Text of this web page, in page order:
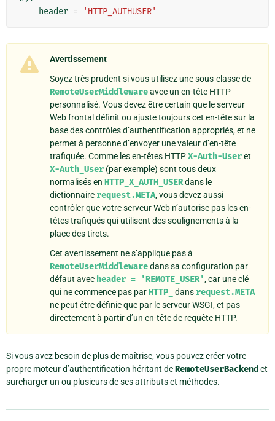
header = 'HTTP_AUTHUSER'
Avertissement
Soyez très prudent si vous utilisez une sous-classe de
RemoteUserMiddlewareavec un en-tête HTTP
personnalisé. Vous devez être certain que le serveur
Web frontal définit ou ajuste toujours cet en-tête sur la
base des contrôles d’authentification appropriés, et ne
permet à personne d’envoyer une valeur d’en-tête
trafiquée. Comme les en-têtes HTTPX-Auth-Useret
X-Auth_User (par exemple) sont tous deux
normalisés en HTTP_X_AUTH_USERdans le
dictionnaire request.META, vous devez aussi
contrôler que votre serveur Web n’autorise pas les en-
têtes trafiqués qui utilisent des soulignements à la
place des tirets.
Cet avertissement ne s’applique pas à
RemoteUserMiddlewaredans sa configuration par
défaut avec header = 'REMOTE_USER', car une clé
qui ne commence pas parHTTP_ dans request.META
ne peut être définie que par le serveur WSGI, et pas
directement à partir d’un en-tête de requête HTTP.
Si vous avez besoin de plus de maîtrise, vous pouvez créer votre
propre moteur d’authentification héritant deRemoteUserBackend et
surcharger un ou plusieurs de ses attributs et méthodes.